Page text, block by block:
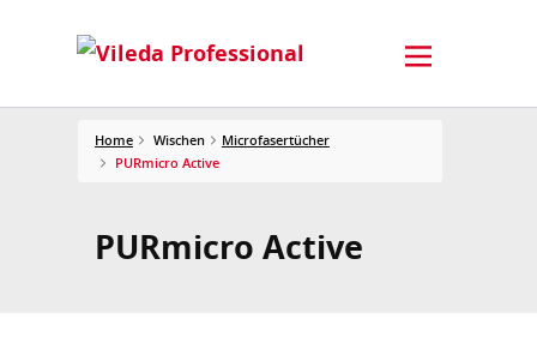
Home Wischen
Microfasertücher
PURmicro Active
PURmicro Active